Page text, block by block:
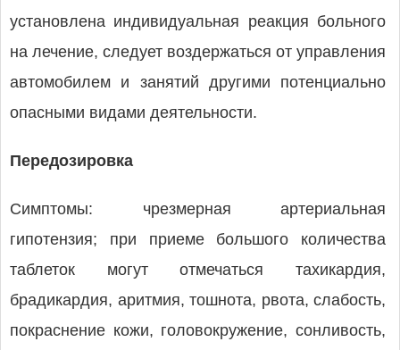
установлена индивидуальная реакция больного
на лечение, следует воздержаться от управления
автомобилем и занятий другими потенциально
опасными видами деятельности.
Передозировка
Симптомы: чрезмерная артериальная
гипотензия; при приеме большого количества
таблеток могут отмечаться тахикардия,
брадикардия, аритмия, тошнота, рвота, слабость,
покраснение кожи, головокружение, сонливость,